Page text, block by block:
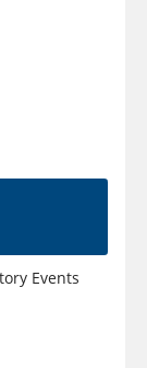
Events